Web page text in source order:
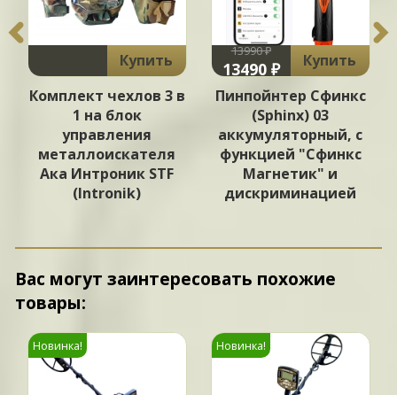
Купить
Комплект чехлов 3 в
1 на блок
управления
металлоискателя
Ака Интроник STF
(Intronik)
13990 ₽
13490 ₽
Купить
Пинпойнтер Сфинкс
(Sphinx) 03
аккумуляторный, с
функцией "Сфинкс
Магнетик" и
дискриминацией
Вас могут заинтересовать похожие
товары:
Новинка! Новинка!